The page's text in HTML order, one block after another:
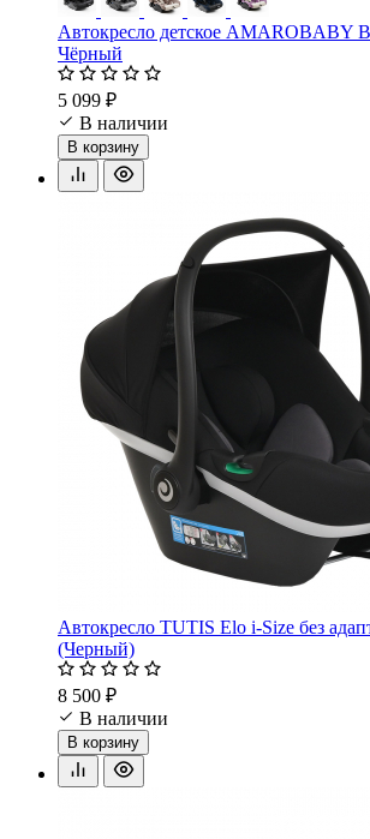
Автокресло детское AMAROBABY
Чёрный
5 099 ₽
В наличии
В корзину
Автокресло TUTIS Elo i-Size без
(Черный)
8 500 ₽
В наличии
В корзину